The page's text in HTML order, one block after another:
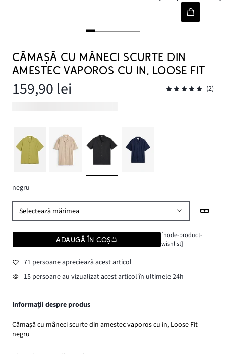
CĂMAȘĂ CU MÂNECI SCURTE DIN
AMESTEC VAPOROS CU IN, LOOSE FIT
159,90 lei (2)
negru
Selectează mărimea
ADAUGĂ ÎN COȘ
[node-product-
wishlist]
71 persoane apreciează acest articol
15 persoane au vizualizat acest articol în ultimele 24h
Informații despre produs
Cămașă cu mâneci scurte din amestec vaporos cu in, Loose Fit
negru